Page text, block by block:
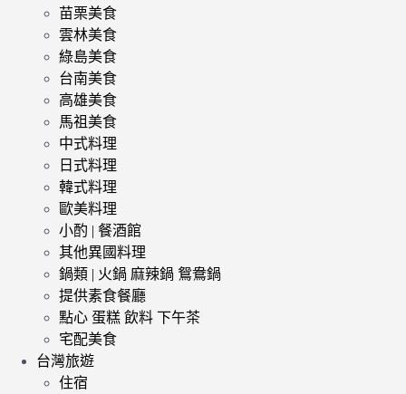
苗栗美食
雲林美食
綠島美食
台南美食
高雄美食
馬祖美食
中式料理
日式料理
韓式料理
歐美料理
小酌 | 餐酒館
其他異國料理
鍋類 | 火鍋 麻辣鍋 鴛鴦鍋
提供素食餐廳
點心 蛋糕 飲料 下午茶
宅配美食
台灣旅遊
住宿